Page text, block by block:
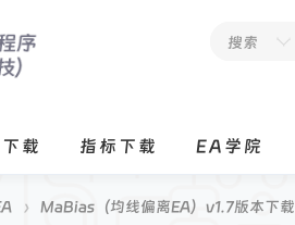
搜索
载 指标下载 EA学院
› MaBias（均线偏离EA）v1.7版本下载